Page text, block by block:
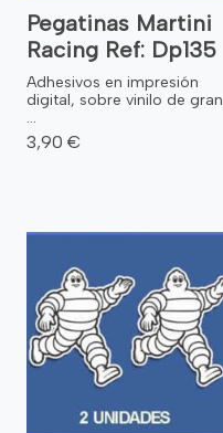
Pegatinas Martini
Racing Ref: Dp135
Adhesivos en impresión
digital, sobre vinilo de gran
...
3,90 €